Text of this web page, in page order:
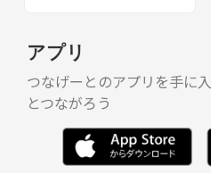
気になった方はメッセージください
〜〜〜〜〜〜〜〜〜〜〜〜〜〜〜〜〜
⭕️サークル参加方法⭕️
アプリ
つなげーとのアプリを手に
とつながろう